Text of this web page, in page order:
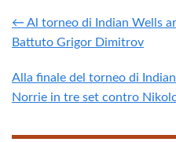
← Al torneo di Indian Wells
Battuto Grigor Dimitrov
Alla finale del torneo di
Norrie in tre set contro